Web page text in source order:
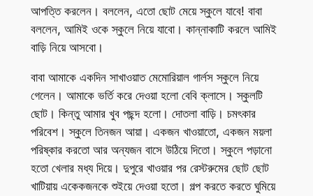
আপত্তি করলেন। বললেন, এতো ছোট মেয়ে স্কুলে যাবে! বাবা
বললেন, আমিই ওকে স্কুলে নিয়ে যাবো। কান্নাকাটি করলে আমিই
বাড়ি নিয়ে আসবো।
বাবা আমাকে একদিন সাখাওয়াত মেমোরিয়াল গার্লস স্কুলে নিয়ে
গেলেন। আমাকে ভর্তি করে দেওয়া হলো বেবি ক্লাসে। স্কুলটি
ছোট। কিন্তু আমার খুব পছন্দ হলো। দোতলা বাড়ি। চমৎকার
পরিবেশ। স্কুলে তিনজন আয়া। একজন খাওয়াতো, একজন ময়লা
পরিষ্কার করতো আর অন্যজন বাসে উঠিয়ে দিতো। স্কুলে পড়ানো
হতো খেলার মধ্য দিয়ে। দুপুরে খাওয়ার পর রেস্টরুমের ছোট ছোট
খাটিয়ায় একেকজনকে শুইয়ে দেওয়া হতো। গল্প করতে করতে ঘুমিয়ে